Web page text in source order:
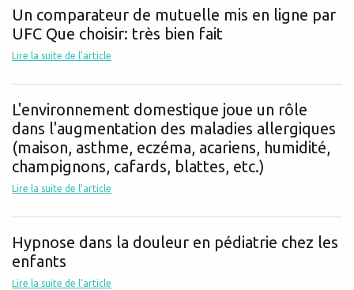
Un comparateur de mutuelle mis en ligne par
UFC Que choisir: très bien fait
Lire la suite de l'article
L'environnement domestique joue un rôle
dans l'augmentation des maladies allergiques
(maison, asthme, eczéma, acariens, humidité,
champignons, cafards, blattes, etc.)
Lire la suite de l'article
Hypnose dans la douleur en pédiatrie chez les
enfants
Lire la suite de l'article